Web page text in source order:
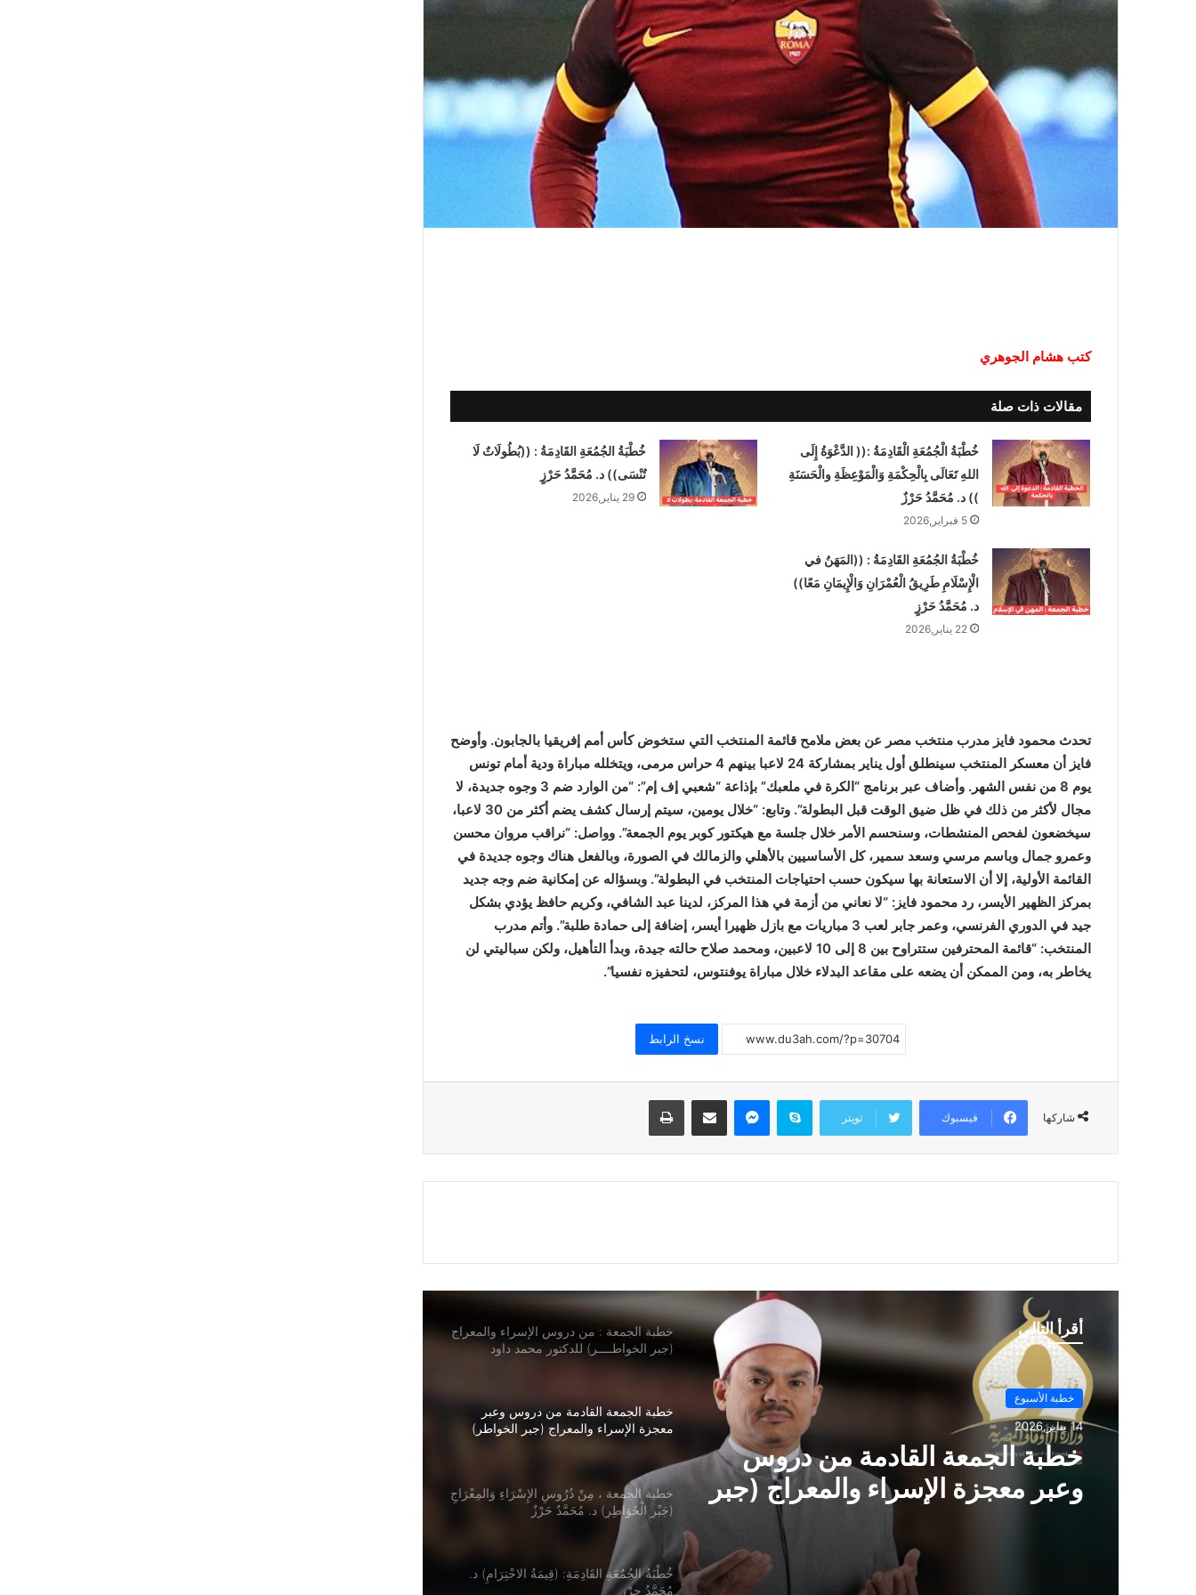
كتب هشام الجوهري
مقالات ذات صلة
خُطْبَةُ الْجُمُعَةِ الْقَادِمَةُ :(( الدَّعْوَةُ إِلَى
اللهِ تَعَالَى بِالْحِكْمَةِ وَالْمَوْعِظَةِ والْحَسَنَةِ
)) د. مُحَمَّدُ حَرْزٌ
5 فبراير,2026
خُطْبَةُ الجُمُعَةِ القَادِمَةُ : ((بُطُولَاتٌ لَا
تُنْسَى)) د. مُحَمَّدُ حَرْزٍ
29 يناير,2026
خُطْبَةُ الجُمُعَةِ القَادِمَةُ : ((المَهَنُ في
الْإِسْلَامِ طَرِيقُ الْعُمْرَانِ وَالْإِيمَانِ مَعًا))
د. مُحَمَّدُ حَرْزٍ
22 يناير,2026
تحدث محمود فايز مدرب منتخب مصر عن بعض ملامح قائمة المنتخب التي ستخوض كأس أمم إفريقيا بالجابون. وأوضح
فايز أن معسكر المنتخب سينطلق أول يناير بمشاركة 24 لاعبا بينهم 4 حراس مرمى، ويتخلله مباراة ودية أمام تونس
يوم 8 من نفس الشهر. وأضاف عبر برنامج “الكرة في ملعبك” بإذاعة “شعبي إف إم”: “من الوارد ضم 3 وجوه جديدة، لا
مجال لأكثر من ذلك في ظل ضيق الوقت قبل البطولة”. وتابع: “خلال يومين، سيتم إرسال كشف يضم أكثر من 30 لاعبا،
سيخضعون لفحص المنشطات، وسنحسم الأمر خلال جلسة مع هيكتور كوبر يوم الجمعة”. وواصل: “نراقب مروان محسن
وعمرو جمال وباسم مرسي وسعد سمير، كل الأساسيين بالأهلي والزمالك في الصورة، وبالفعل هناك وجوه جديدة في
القائمة الأولية، إلا أن الاستعانة بها سيكون حسب احتياجات المنتخب في البطولة”. وبسؤاله عن إمكانية ضم وجه جديد
بمركز الظهير الأيسر، رد محمود فايز: “لا نعاني من أزمة في هذا المركز، لدينا عبد الشافي، وكريم حافظ يؤدي بشكل
جيد في الدوري الفرنسي، وعمر جابر لعب 3 مباريات مع بازل ظهيرا أيسر، إضافة إلى حمادة طلبة”. وأتم مدرب
المنتخب: “قائمة المحترفين ستتراوح بين 8 إلى 10 لاعبين، ومحمد صلاح حالته جيدة، وبدأ التأهيل، ولكن سباليتي لن
يخاطر به، ومن الممكن أن يضعه على مقاعد البدلاء خلال مباراة يوفنتوس، لتحفيزه نفسيا”.
نسخ الرابط
شاركها فيسبوك تويتر
سكايب
أقرأ التالي
خطبة الأسبوع
14 يناير,2026
خطبة الجمعة ، مِنْ دُرُوسِ الإِسْرَاءِ
وَالمِعْرَاجِ (جَبْرِ الْخَوَاطِرِ) د. مُحَمَّدٌ
خطبة الجمعة للدكتور محمد داود ، قيمة
الاحترام
خطبة الجمعة القادمة ( قيمة الاحترام )
للشيخ ثروت سويف
) للشيخ ثروت سويف
(جبر الخواطــــر) للدكتور محمد داود
خطبة الجمعة القادمة من دروس وعبر
معجزة الإسراء والمعراج (جبر الخواطر)
للدكتور مسعد الشايب
خطبة الجمعة ، مِنْ دُرُوسِ الإِسْرَاءِ وَالمِعْرَاجِ
(جَبْرِ الْخَوَاطِرِ) د. مُحَمَّدٌ حَرْزٌ
خُطْبَةُ الجُمُعَةِ القَادِمَةِ: (قِيمَةُ الاحْتِرَامِ) د.
مُحَمَّدُ حِرْزٍ
خطبة الجمعة ، قيمة الاحترام ، للدكتور
مسعد الشايب